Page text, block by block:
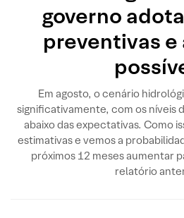
governo
preventivas e
Em agosto, o cenário
significativamente, com os níveis
abaixo das expectativas. Como
estimativas e vemos a
próximos 12 meses aumentar
relatório